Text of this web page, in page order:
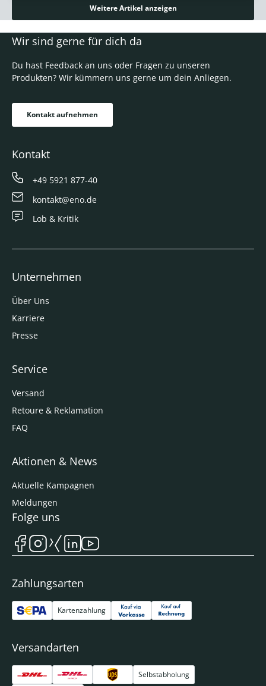
Weitere Artikel anzeigen
Wir sind gerne für dich da
Du hast Feedback an uns oder Fragen zu unseren
Produkten? Wir kümmern uns gerne um dein Anliegen.
Kontakt aufnehmen
Kontakt
+49 5921 877-40
kontakt@eno.de
Lob & Kritik
Unternehmen
Über Uns
Karriere
Presse
Service
Versand
Retoure & Reklamation
FAQ
Aktionen & News
Aktuelle Kampagnen
Meldungen
Zahlungsarten
Kartenzahlung
Versandarten
Selbstabholung
Folge uns